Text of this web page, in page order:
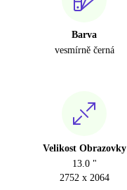
Barva
vesmírně černá
Velikost Obrazovky
13.0 "
2752 x 2064